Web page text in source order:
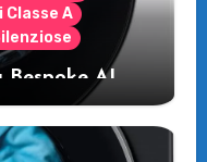
A
Bespoke AI
la lavatrice